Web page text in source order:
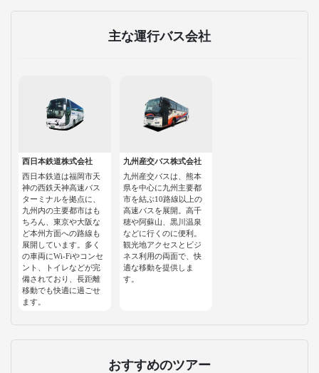
主な運行バス会社
西日本鉄道株式会社
西日本鉄道は福岡市天
神の西鉄天神高速バス
ターミナルを拠点に、
九州内の主要都市はも
ちろん、東京や大阪な
ど本州方面への路線も
展開しています。多く
の車両にWi-Fiやコンセ
ント、トイレなどが完
備されており、長距離
移動でも快適に過ごせ
ます。
九州産交バス株式会社
九州産交バスは、熊本
県を中心に九州主要都
市を結ぶ10路線以上の
高速バスを展開。高千
穂や阿蘇山、黒川温泉
などに行くのに便利。
観光地アクセスとビジ
ネス利用の両面で、快
適な移動を提供しま
す。
おすすめのツアー